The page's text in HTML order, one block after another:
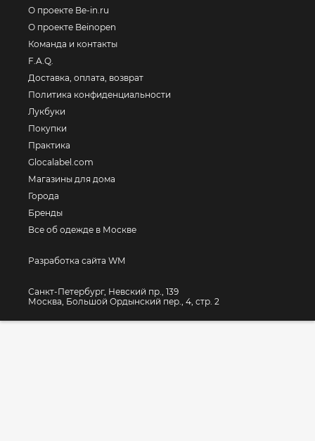
О проекте Be-in.ru
О проекте Beinopen
Команда и контакты
F.A.Q.
Доставка, оплата, возврат
Политика конфиденциальности
Лукбуки
Покупки
Практика
Glocalabel.com
Магазины для дома
Города
Бренды
Все об одежде в Москве
Разработка сайта WM
Санкт-Петербург, Невский пр., 139
Москва, Большой Ордынский пер., 4, стр. 2